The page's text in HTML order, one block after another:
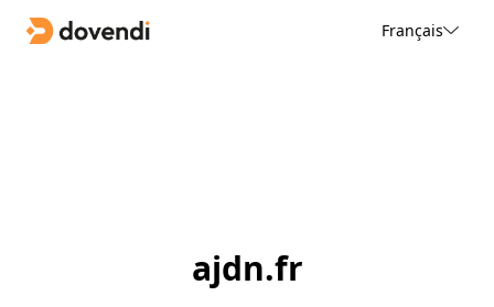
Français
ajdn.fr